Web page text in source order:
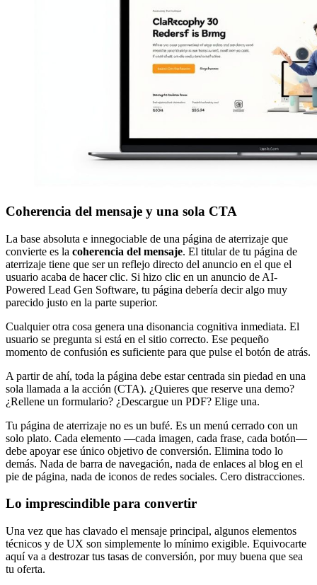
Coherencia del mensaje y una sola CTA
La base absoluta e innegociable de una página de aterrizaje que
convierte es la coherencia del mensaje. El titular de tu página de
aterrizaje tiene que ser un reflejo directo del anuncio en el que el
usuario acaba de hacer clic. Si hizo clic en un anuncio de AI-
Powered Lead Gen Software, tu página debería decir algo muy
parecido justo en la parte superior.
Cualquier otra cosa genera una disonancia cognitiva inmediata. El
usuario se pregunta si está en el sitio correcto. Ese pequeño
momento de confusión es suficiente para que pulse el botón de atrás.
A partir de ahí, toda la página debe estar centrada sin piedad en una
sola llamada a la acción (CTA). ¿Quieres que reserve una demo?
¿Rellene un formulario? ¿Descargue un PDF? Elige una.
Tu página de aterrizaje no es un bufé. Es un menú cerrado con un
solo plato. Cada elemento —cada imagen, cada frase, cada botón—
debe apoyar ese único objetivo de conversión. Elimina todo lo
demás. Nada de barra de navegación, nada de enlaces al blog en el
pie de página, nada de iconos de redes sociales. Cero distracciones.
Lo imprescindible para convertir
Una vez que has clavado el mensaje principal, algunos elementos
técnicos y de UX son simplemente lo mínimo exigible. Equivocarte
aquí va a destrozar tus tasas de conversión, por muy buena que sea
tu oferta.